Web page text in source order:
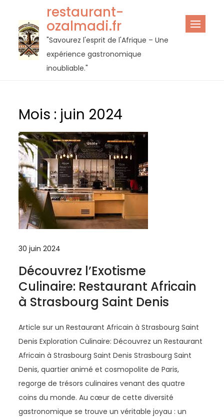
contenu
restaurant-
ozalmadi.fr
"Savourez l'esprit de l'Afrique – Une
expérience gastronomique
inoubliable."
Mois : juin 2024
30 juin 2024
Découvrez l’Exotisme
Culinaire: Restaurant Africain
à Strasbourg Saint Denis
Article sur un Restaurant Africain à Strasbourg Saint
Denis Exploration Culinaire: Découvrez un Restaurant
Africain à Strasbourg Saint Denis Strasbourg Saint
Denis, quartier animé et cosmopolite de Paris,
regorge de trésors culinaires venant des quatre
coins du monde. Au cœur de cette diversité
gastronomique se trouve un véritable joyau : un